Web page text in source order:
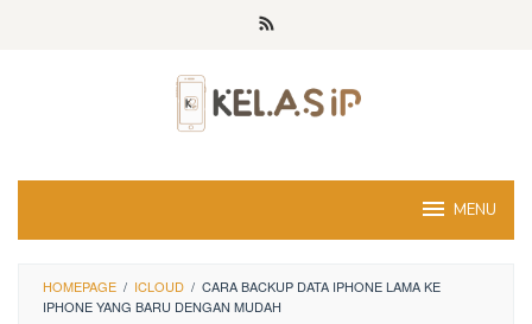
MENU
HOMEPAGE / ICLOUD / CARA BACKUP DATA IPHONE LAMA KE
IPHONE YANG BARU DENGAN MUDAH